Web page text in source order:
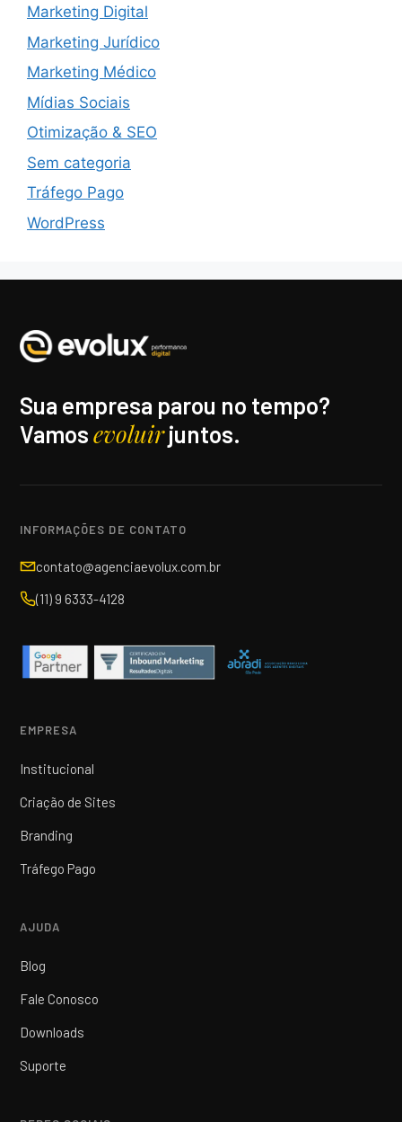
Marketing Digital
Marketing Jurídico
Marketing Médico
Mídias Sociais
Otimização & SEO
Sem categoria
Tráfego Pago
WordPress
Sua empresa parou no tempo?
Vamosevoluirjuntos.
INFORMAÇÕES DE CONTATO
contato@agenciaevolux.com.br
(11) 9 6333-4128
EMPRESA
Institucional
Criação de Sites
Branding
Tráfego Pago
AJUDA
Blog
Fale Conosco
Downloads
Suporte